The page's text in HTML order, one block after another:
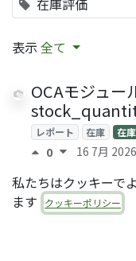
在庫評価
表示 全て
OCAモジュー
レポート 在庫 在
0 16 7月 2026
仕入諸掛のシ
会計 在庫 在庫評価
私たちはクッキーで
ます
クッキーポリシー